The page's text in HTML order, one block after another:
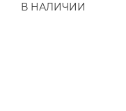
В НАЛИЧИИ